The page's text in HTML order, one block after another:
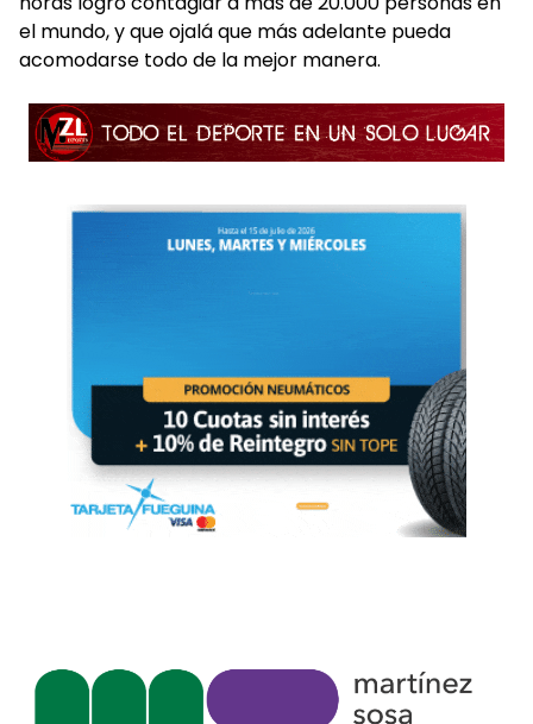
el mundo, y que ojalá que más adelante pueda
acomodarse todo de la mejor manera.